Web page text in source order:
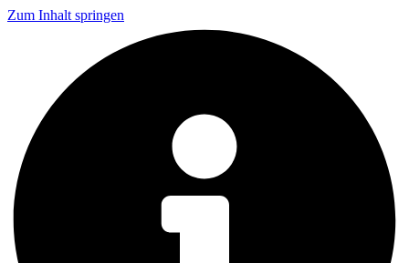
Zum Inhalt springen